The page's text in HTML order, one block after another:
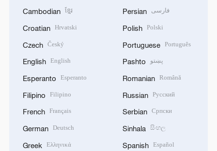
Cambodian ខ្មែរ
Croatian Hrvatski
Czech Český
English English
Esperanto Esperanto
Filipino Filipino
French Français
German Deutsch
Greek Ελληνικά
Persian فارسی
Polish Polski
Portuguese Português
Pashto پښتو
Romanian Română
Russian Русский
Serbian Српски
Sinhala සිංහල
Spanish Español